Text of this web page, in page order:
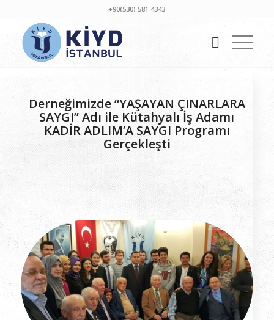
+90(530) 581 4343
Derneğimizde “YAŞAYAN ÇINARLARA
SAYGI” Adı ile Kütahyalı İş Adamı
KADİR ADLIM’A SAYGI Programı
Gerçekleşti